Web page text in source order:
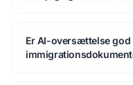
Er AI-oversættelse